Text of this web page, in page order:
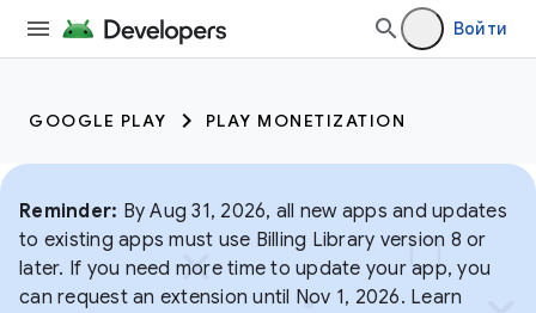
Войти
GOOGLE PLAY PLAY MONETIZATION
Reminder: By Aug 31, 2026, all new apps and updates
to existing apps must use Billing Library version 8 or
later. If you need more time to update your app, you
can request an extension until Nov 1, 2026. Learn